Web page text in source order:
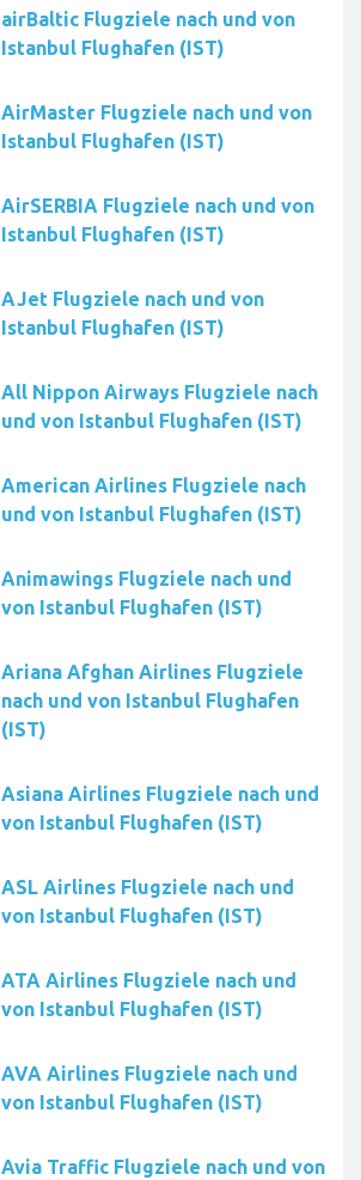
airBaltic Flugziele nach und von
Istanbul Flughafen (IST)
AirMaster Flugziele nach und von
Istanbul Flughafen (IST)
AirSERBIA Flugziele nach und von
Istanbul Flughafen (IST)
AJet Flugziele nach und von
Istanbul Flughafen (IST)
All Nippon Airways Flugziele nach
und von Istanbul Flughafen (IST)
American Airlines Flugziele nach
und von Istanbul Flughafen (IST)
Animawings Flugziele nach und
von Istanbul Flughafen (IST)
Ariana Afghan Airlines Flugziele
nach und von Istanbul Flughafen
(IST)
Asiana Airlines Flugziele nach und
von Istanbul Flughafen (IST)
ASL Airlines Flugziele nach und
von Istanbul Flughafen (IST)
ATA Airlines Flugziele nach und
von Istanbul Flughafen (IST)
AVA Airlines Flugziele nach und
von Istanbul Flughafen (IST)
Avia Traffic Flugziele nach und von